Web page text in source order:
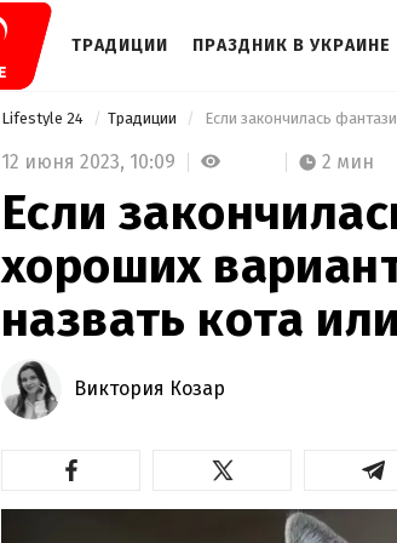
ТРАДИЦИИ ПРАЗДНИК В УКРАИНЕ
Lifestyle 24 Традиции
12 июня 2023, 10:09 2 мин
Если
хороших
назвать кота
Виктория Козар